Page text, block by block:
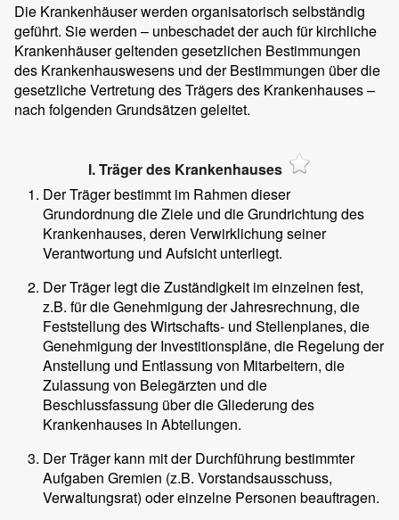
Die Krankenhäuser werden organisatorisch selbständig
geführt. Sie werden – unbeschadet der auch für kirchliche
Krankenhäuser geltenden gesetzlichen Bestimmungen
des Krankenhauswesens und der Bestimmungen über die
gesetzliche Vertretung des Trägers des Krankenhauses –
nach folgenden Grundsätzen geleitet.
I. Träger des Krankenhauses
Der Träger bestimmt im Rahmen dieser
Grundordnung die Ziele und die Grundrichtung des
Krankenhauses, deren Verwirklichung seiner
Verantwortung und Aufsicht unterliegt.
Der Träger legt die Zuständigkeit im einzelnen fest,
z.B. für die Genehmigung der Jahresrechnung, die
Feststellung des Wirtschafts- und Stellenplanes, die
Genehmigung der Investitionspläne, die Regelung der
Anstellung und Entlassung von Mitarbeitern, die
Zulassung von Belegärzten und die
Beschlussfassung über die Gliederung des
Krankenhauses in Abteilungen.
Der Träger kann mit der Durchführung bestimmter
Aufgaben Gremien (z.B. Vorstandsausschuss,
Verwaltungsrat) oder einzelne Personen beauftragen.